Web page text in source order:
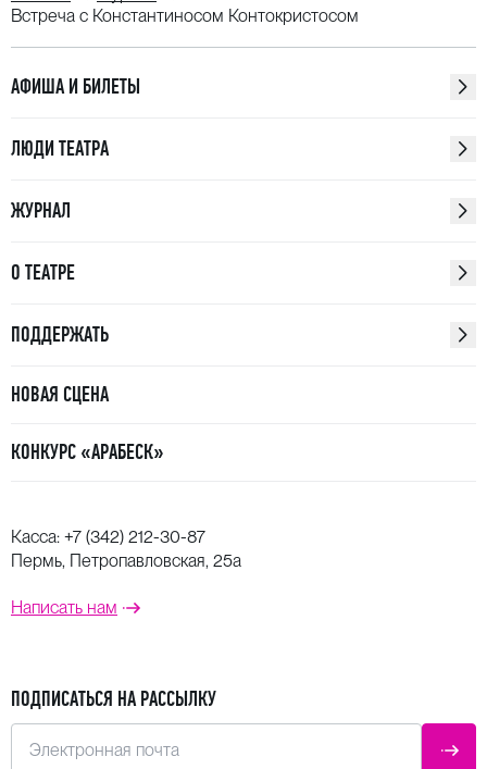
Встреча с Константиносом Контокристосом
АФИША И БИЛЕТЫ
ЛЮДИ ТЕАТРА
ЖУРНАЛ
О ТЕАТРЕ
ПОДДЕРЖАТЬ
НОВАЯ СЦЕНА
КОНКУРС «АРАБЕСК»
Касса: +7 (342) 212-30-87
Пермь, Петропавловская, 25а
Написать нам
ПОДПИСАТЬСЯ НА РАССЫЛКУ
Электронная почта